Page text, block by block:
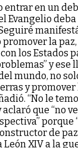
en un
Evangelio
la
los Estados
y ese
mundo, no
y promover
“No le
aclaró que “no
porque
de
XIV a la